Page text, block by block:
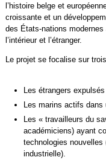
l’histoire belge et
croissante et un
des États-nations
l’intérieur et l’étranger.
Le projet se focalise sur
Les étrangers
Les marins actifs
Les « travailleurs du
académiciens) ayant
technologies
industrielle).